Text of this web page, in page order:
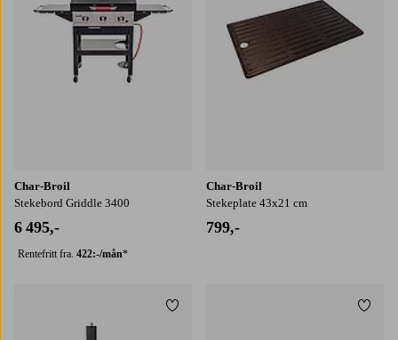
Char-Broil
Stekebord Griddle 3400
6 495,-
Rentefritt fra. 422:-/mån*
Char-Broil
Stekeplate 43x21 cm
799,-
Legg til favoritter